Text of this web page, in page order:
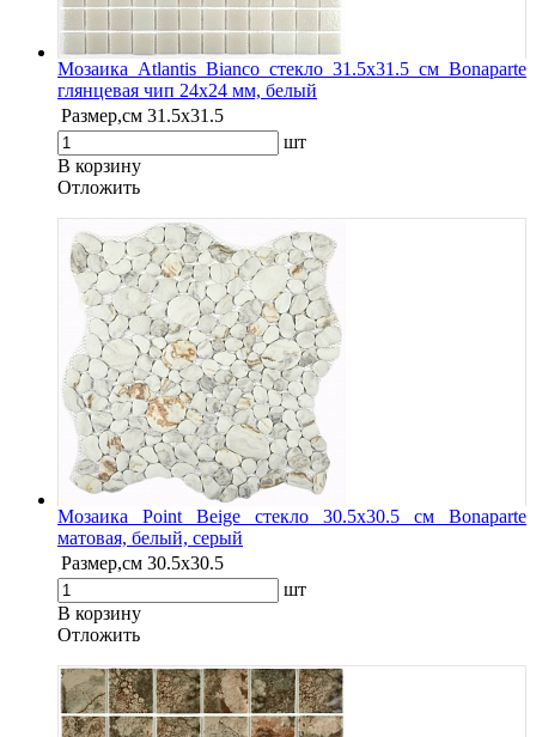
Мозаика Atlantis Bianco стекло 31.5х31.5 см Bonaparte
глянцевая чип 24х24 мм, белый
Размер,см 31.5х31.5
шт
В корзину
Oтложить
Мозаика Point Beige стекло 30.5х30.5 см Bonaparte
матовая, белый, серый
Размер,см 30.5х30.5
шт
В корзину
Oтложить